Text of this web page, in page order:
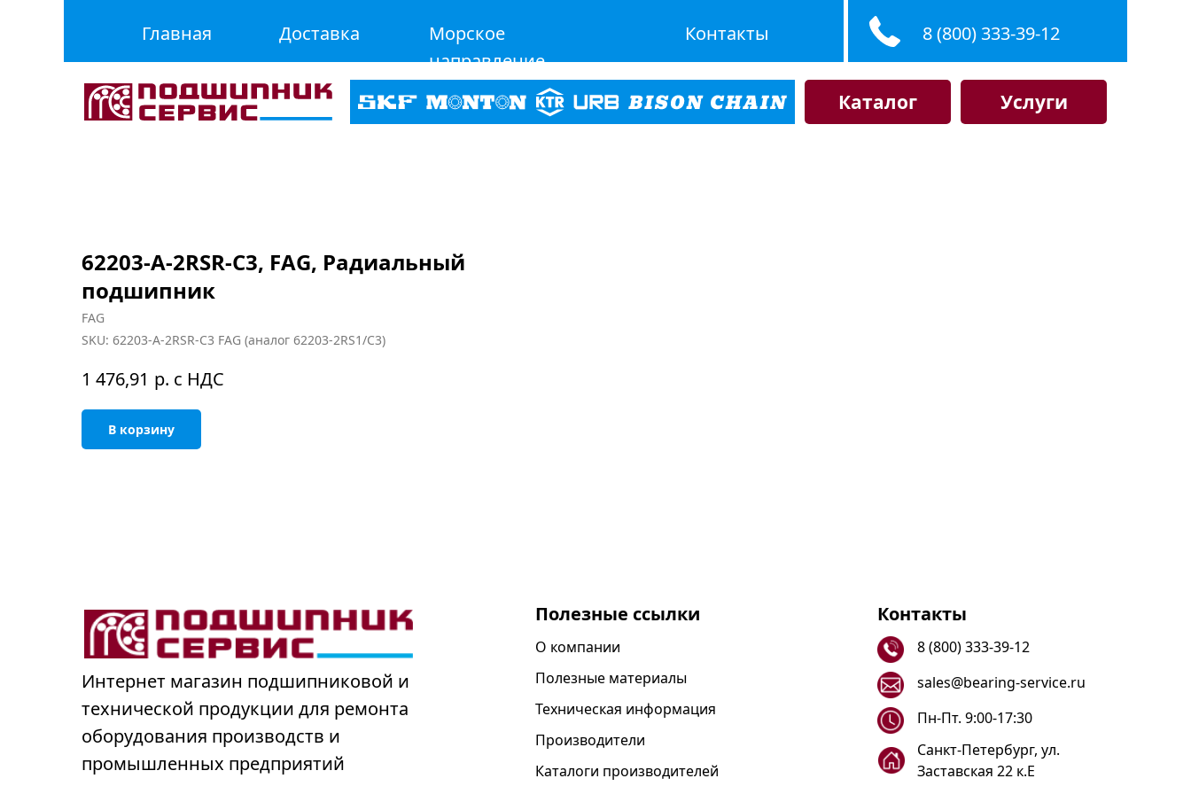
Главная Доставка
Морское
направление
Контакты 8 (800) 333-39-12
Каталог Услуги
62203-A-2RSR-C3, FAG, Радиальный
подшипник
FAG
SKU: 62203-A-2RSR-C3 FAG (аналог 62203-2RS1/C3)
1 476,91 р. с НДС
В корзину
Интернет магазин подшипниковой и
технической продукции для ремонта
оборудования производств и
промышленных предприятий
Полезные ссылки
О компании
Полезные материалы
Техническая информация
Производители
Каталоги производителей
Контакты
8 (800) 333-39-12
sales@bearing-service.ru
Санкт-Петербург, ул.
Заставская 22 к.Е
Пн-Пт. 9:00-17:30